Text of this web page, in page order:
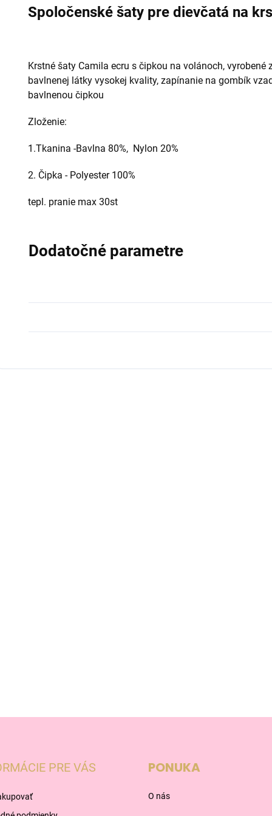
Spoločenské šaty pre dievčatá na
Krstné šaty Camila ecru s čipkou na volánoch, vyrobené
bavlnenej látky vysokej kvality, zapínanie na gombík
bavlnenou čipkou
Zloženie:
1.Tkanina -Bavlna 80%, Nylon 20%
2. Čipka - Polyester 100%
tepl. pranie max 30st
Dodatočné parametre
PRE VÁS PONUKA
O nás